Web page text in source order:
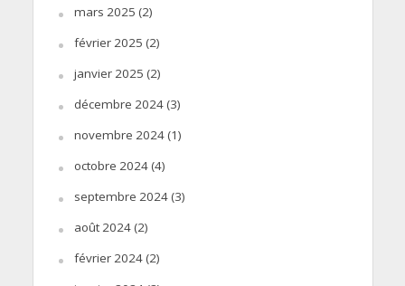
mars 2025 (2)
février 2025 (2)
janvier 2025 (2)
décembre 2024(3)
novembre 2024(1)
octobre 2024(4)
septembre 2024(3)
août 2024(2)
février 2024(2)